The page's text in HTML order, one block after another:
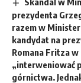
prezydenta
razem w
kandydat na
Romana Fritza
„interweniować
górnictwa.